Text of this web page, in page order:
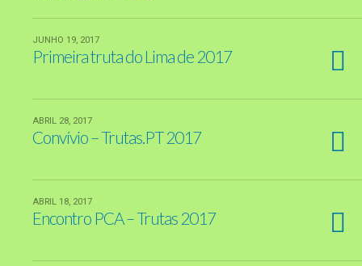
JUNHO 19, 2017
Primeira truta do Lima de 2017
ABRIL 28, 2017
Convívio – Trutas.PT 2017
ABRIL 18, 2017
Encontro PCA – Trutas 2017